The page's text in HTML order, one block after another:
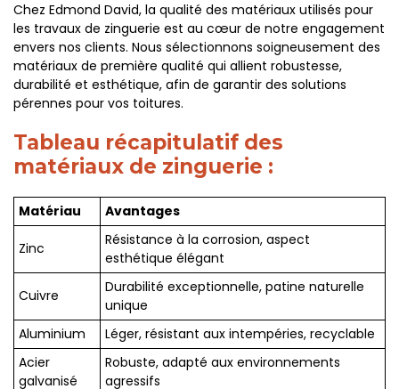
Chez Edmond David, la qualité des matériaux utilisés pour
les travaux de zinguerie est au cœur de notre engagement
envers nos clients. Nous sélectionnons soigneusement des
matériaux de première qualité qui allient robustesse,
durabilité et esthétique, afin de garantir des solutions
pérennes pour vos toitures.
Tableau récapitulatif des
matériaux de zinguerie :
Matériau Avantages
Zinc
Résistance à la corrosion, aspect
esthétique élégant
Cuivre
Durabilité exceptionnelle, patine naturelle
unique
Aluminium
Léger, résistant aux intempéries, recyclable
Acier
galvanisé
Robuste, adapté aux environnements
agressifs